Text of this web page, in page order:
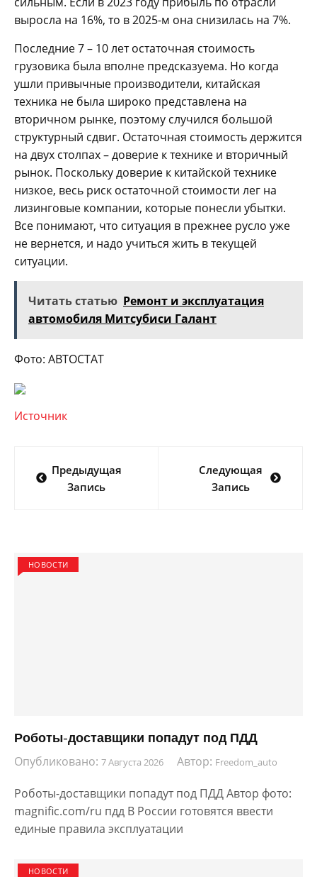
выросла на 16%, то в 2025-м она снизилась на 7%.
Последние 7 – 10 лет остаточная стоимость
грузовика была вполне предсказуема. Но когда
ушли привычные производители, китайская
техника не была широко представлена на
вторичном рынке, поэтому случился большой
структурный сдвиг. Остаточная стоимость держится
на двух столпах – доверие к технике и вторичный
рынок. Поскольку доверие к китайской технике
низкое, весь риск остаточной стоимости лег на
лизинговые компании, которые понесли убытки.
Все понимают, что ситуация в прежнее русло уже
не вернется, и надо учиться жить в текущей
ситуации.
Читать статью Ремонт и эксплуатация
автомобиля Митсубиси Галант
Фото: АВТОСТАТ
Источник
по
Предыдущая
Запись
Следующая
Запись
НОВОСТИ
Роботы-доставщики попадут под ПДД
Опубликовано: 7 Августа 2026 Автор: Freedom_auto
Роботы-доставщики попадут под ПДД Автор фото:
magnific.com/ru пдд В России готовятся ввести
единые правила эксплуатации
НОВОСТИ